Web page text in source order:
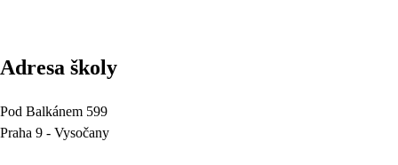
Adresa školy
Pod Balkánem 599
Praha 9 - Vysočany